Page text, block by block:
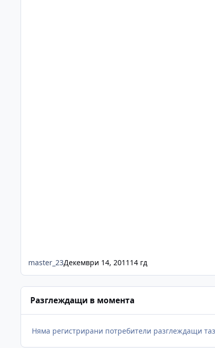
master_23Декември 14, 2011 14 гд
Разглеждащи в момента
Няма регистрирани потребители разглеждащи